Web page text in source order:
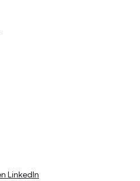
LinkedIn